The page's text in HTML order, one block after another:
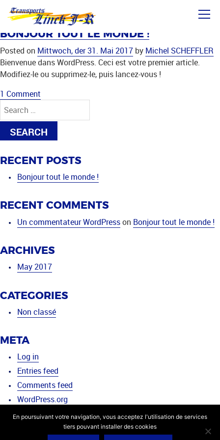
SkipMONTH:
BONJOUR TOUT LE MONDE !
Posted on Mittwoch, der 31. Mai 2017 by Michel SCHEFFLER
Bienvenue dans WordPress. Ceci est votre premier article.
Modifiez-le ou supprimez-le, puis lancez-vous !
1 Comment
le
monde !
Search
for:
RECENT POSTS
Bonjour tout le monde !
RECENT COMMENTS
Un commentateur WordPresson Bonjour tout le monde !
ARCHIVES
May 2017
CATEGORIES
Non classé
META
Log in
Entries feed
Comments feed
WordPress.org
2026 Transports Linck JR -Site internet par Lucyan
En poursuivant votre navigation, vous acceptez l'utilisation de services
tiers pouvant installer des cookies